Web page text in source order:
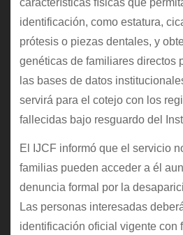
características físicas que
identificación, como estatura,
prótesis o piezas dentales, y
genéticas de familiares directos
las bases de datos
servirá para el cotejo con los
fallecidas bajo resguardo del
El IJCF informó que el servicio
familias pueden acceder a él
denuncia formal por la
Las personas interesadas
identificación oficial vigente con